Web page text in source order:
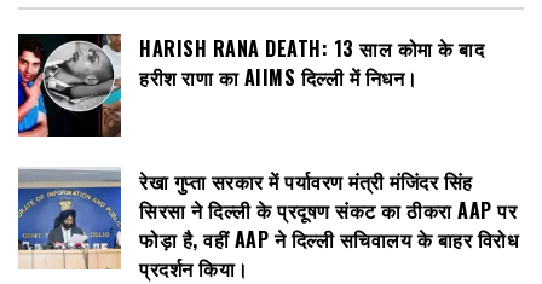
HARISH RANA DEATH: 13 साल कोमा के बाद
हरीश राणा का AIIMS दिल्ली में निधन।
रेखा गुप्ता सरकार में पर्यावरण मंत्री मंजिंदर सिंह
सिरसा ने दिल्ली के प्रदूषण संकट का ठीकरा AAP पर
फोड़ा है, वहीं AAP ने दिल्ली सचिवालय के बाहर विरोध
प्रदर्शन किया।